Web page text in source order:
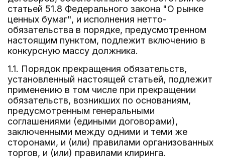
статьей 51.8 Федерального закона "О рынке
ценных бумаг", и исполнения нетто-
обязательства в порядке, предусмотренном
настоящим пунктом, подлежит включению в
конкурсную массу должника.
1.1. Порядок прекращения обязательств,
установленный настоящей статьей, подлежит
применению в том числе при прекращении
обязательств, возникших по основаниям,
предусмотренным генеральными
соглашениями (едиными договорами),
заключенными между одними и теми же
сторонами, и (или) правилами организованных
торгов, и (или) правилами клиринга.